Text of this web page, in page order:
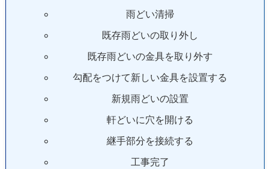
雨どい清掃
既存雨どいの取り外し
既存雨どいの金具を取り外す
勾配をつけて新しい金具を設置する
新規雨どいの設置
軒どいに穴を開ける
継手部分を接続する
工事完了